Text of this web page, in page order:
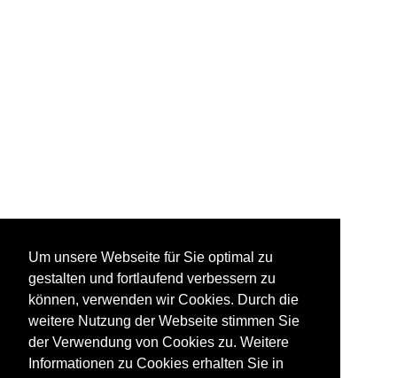
Um unsere Webseite für Sie optimal zu
gestalten und fortlaufend verbessern zu
können, verwenden wir Cookies. Durch die
weitere Nutzung der Webseite stimmen Sie
der Verwendung von Cookies zu. Weitere
Informationen zu Cookies erhalten Sie in